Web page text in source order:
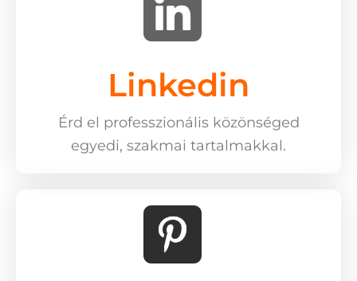
Linkedin
Érd el professzionális közönséged
egyedi, szakmai tartalmakkal.